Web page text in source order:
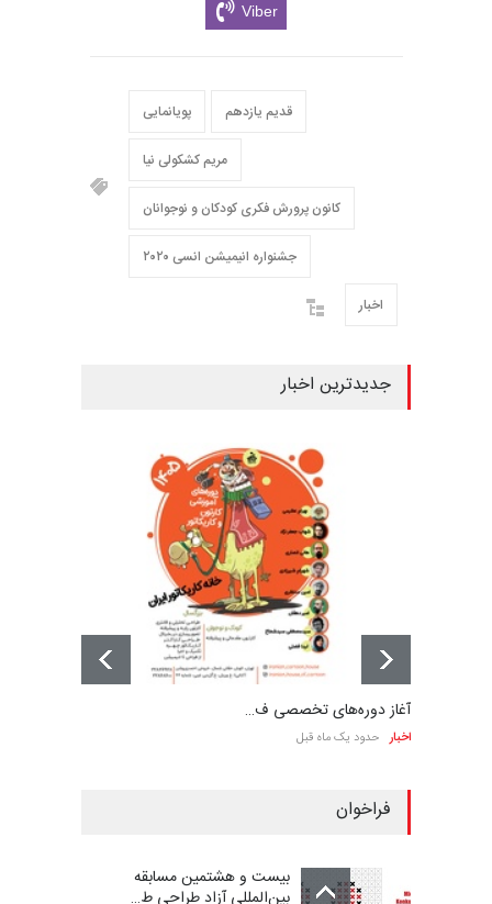
Viber
پویانمایی قدیم یازدهم
مریم کشکولی نیا
کانون پرورش فکری کودکان و نوجوانان
جشنواره انیمیشن انسی ۲۰۲۰
اخبار
جدیدترین اخبار
آغاز دوره‌های تخصصی ف…
اخبار حدود یک ماه قبل
فراخوان
بیست و هشتمین مسابقه